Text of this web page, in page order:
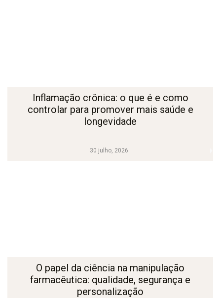
30 julho, 2026
Inflamação crônica: o que é e como
controlar para promover mais saúde e
longevidade
O papel da ciência na manipulação
farmacêutica: qualidade, segurança e
personalização